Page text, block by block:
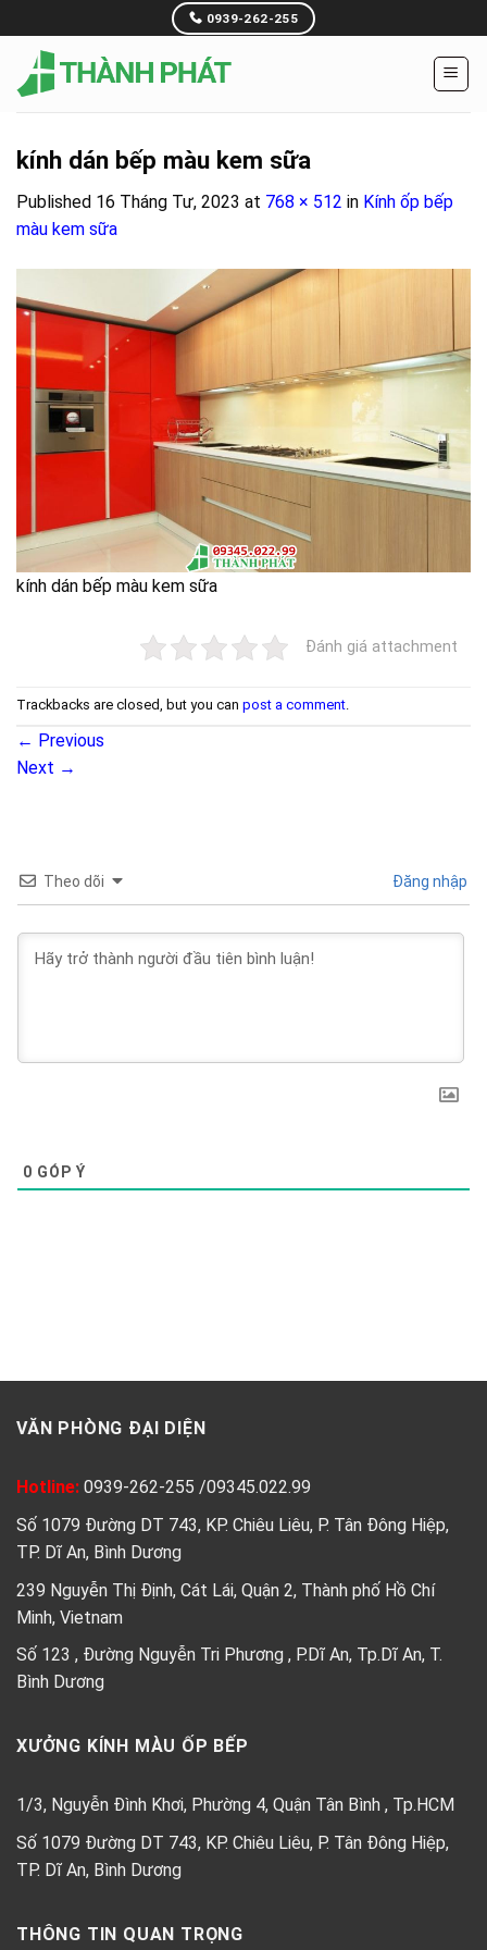
to
content
0939-262-255
kính dán bếp màu kem sữa
Published 16 Tháng Tư, 2023 at 768 × 512 in Kính ốp bếp
màu kem sữa
kính dán bếp màu kem sữa
Đánh giá attachment
Trackbacks are closed, but you can post a comment.
← Previous
Next →
Theo dõi Đăng nhập
0 GÓP Ý
VĂN PHÒNG ĐẠI DIỆN
Hotline: 0939-262-255 /09345.022.99
Số 1079 Đường DT 743, KP. Chiêu Liêu, P. Tân Đông Hiệp,
TP. Dĩ An, Bình Dương
239 Nguyễn Thị Định, Cát Lái, Quận 2, Thành phố Hồ Chí
Minh, Vietnam
Số 123 , Đường Nguyễn Tri Phương , P.Dĩ An, Tp.Dĩ An, T.
Bình Dương
XƯỞNG KÍNH MÀU ỐP BẾP
1/3, Nguyễn Đình Khơi, Phường 4, Quận Tân Bình , Tp.HCM
Số 1079 Đường DT 743, KP. Chiêu Liêu, P. Tân Đông Hiệp,
TP. Dĩ An, Bình Dương
THÔNG TIN QUAN TRỌNG